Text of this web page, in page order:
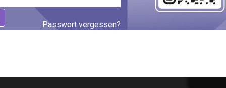
Passwort vergessen?